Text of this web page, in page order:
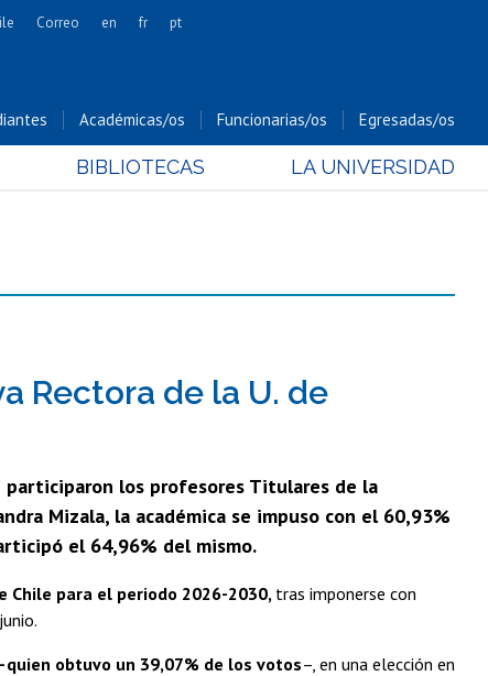
Cs. Forestales y Conservación
Cs. Sociales
Bachillerato
Correo en fr pt
Académicas/os Funcionarias/os Egresadas/os
BIBLIOTECAS LA UNIVERSIDAD
Rectora de la U. de
los profesores Titulares de la
Mizala, la académica se impuso con el 60,93%
el 64,96% del mismo.
Chile para el periodo 2026-2030, tras imponerse con
obtuvo un 39,07% de los votos–, en una elección en